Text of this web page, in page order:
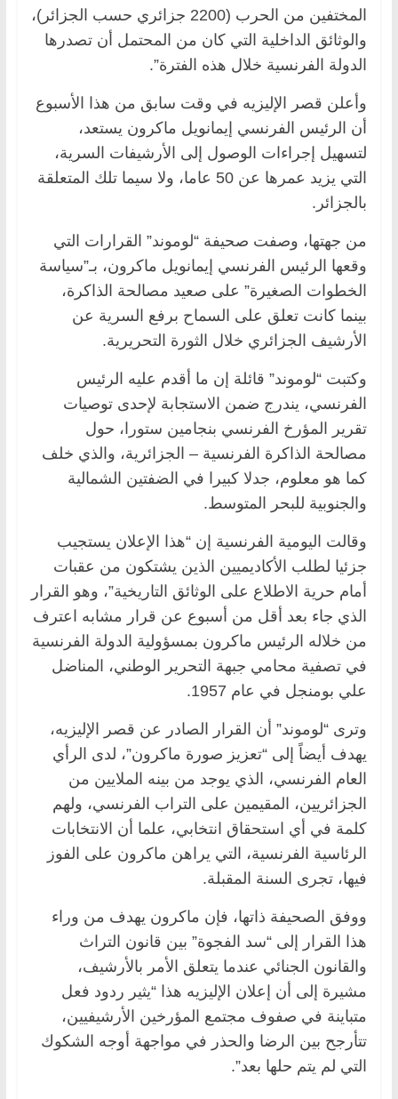
المختفين من الحرب (2200 جزائري حسب الجزائر)،
والوثائق الداخلية التي كان من المحتمل أن تصدرها
الدولة الفرنسية خلال هذه الفترة”.
وأعلن قصر الإليزيه في وقت سابق من هذا الأسبوع
أن الرئيس الفرنسي إيمانويل ماكرون يستعد،
لتسهيل إجراءات الوصول إلى الأرشيفات السرية،
التي يزيد عمرها عن 50 عاما، ولا سيما تلك المتعلقة
بالجزائر.
من جهتها، وصفت صحيفة “لوموند” القرارات التي
وقعها الرئيس الفرنسي إيمانويل ماكرون، بـ”سياسة
الخطوات الصغيرة” على صعيد مصالحة الذاكرة،
بينما كانت تعلق على السماح برفع السرية عن
الأرشيف الجزائري خلال الثورة التحريرية.
وكتبت “لوموند” قائلة إن ما أقدم عليه الرئيس
الفرنسي، يندرج ضمن الاستجابة لإحدى توصيات
تقرير المؤرخ الفرنسي بنجامين ستورا، حول
مصالحة الذاكرة الفرنسية – الجزائرية، والذي خلف
كما هو معلوم، جدلا كبيرا في الضفتين الشمالية
والجنوبية للبحر المتوسط.
وقالت اليومية الفرنسية إن “هذا الإعلان يستجيب
جزئيا لطلب الأكاديميين الذين يشتكون من عقبات
أمام حرية الاطلاع على الوثائق التاريخية”، وهو القرار
الذي جاء بعد أقل من أسبوع عن قرار مشابه اعترف
من خلاله الرئيس ماكرون بمسؤولية الدولة الفرنسية
في تصفية محامي جبهة التحرير الوطني، المناضل
علي بومنجل في عام 1957.
وترى “لوموند” أن القرار الصادر عن قصر الإليزيه،
يهدف أيضاً إلى “تعزيز صورة ماكرون”، لدى الرأي
العام الفرنسي، الذي يوجد من بينه الملايين من
الجزائريين، المقيمين على التراب الفرنسي، ولهم
كلمة في أي استحقاق انتخابي، علما أن الانتخابات
الرئاسية الفرنسية، التي يراهن ماكرون على الفوز
فيها، تجرى السنة المقبلة.
ووفق الصحيفة ذاتها، فإن ماكرون يهدف من وراء
هذا القرار إلى “سد الفجوة” بين قانون التراث
والقانون الجنائي عندما يتعلق الأمر بالأرشيف،
مشيرة إلى أن إعلان الإليزيه هذا “يثير ردود فعل
متباينة في صفوف مجتمع المؤرخين الأرشيفيين،
تتأرجح بين الرضا والحذر في مواجهة أوجه الشكوك
التي لم يتم حلها بعد”.